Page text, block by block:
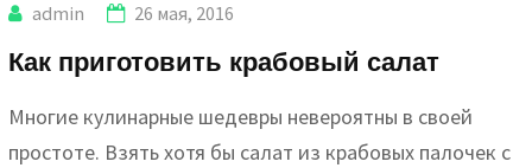
admin 26 мая, 2016
Как приготовить крабовый салат
Многие кулинарные шедевры невероятны в своей
простоте. Взять хотя бы салат из крабовых палочек с